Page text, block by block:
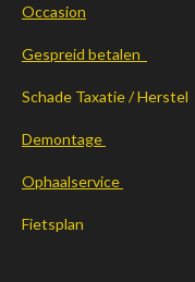
Occasion
Gespreid betalen
Schade Taxatie / Herstel
Demontage
Ophaalservice
Fietsplan